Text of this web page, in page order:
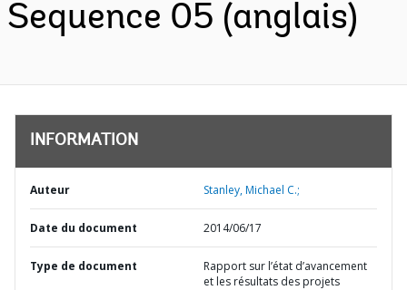
Sequence 05 (anglais)
INFORMATION
Auteur Stanley, Michael C.;
Date du document 2014/06/17
Type de document
Rapport sur l’état d’avancement
et les résultats des projets